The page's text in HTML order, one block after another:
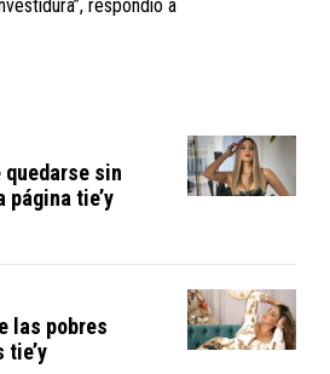
respondió a
sin
página tie’y
las pobres
tie’y